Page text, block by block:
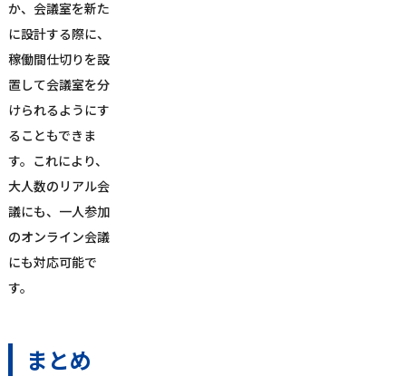
か、会議室を新た
に設計する際に、
稼働間仕切りを設
置して会議室を分
けられるようにす
ることもできま
す。これにより、
大人数のリアル会
議にも、一人参加
のオンライン会議
にも対応可能で
す。
まとめ